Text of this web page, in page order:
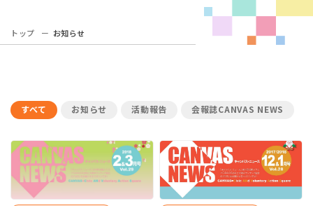
トップ お知らせ
すべて お知らせ 活動報告 会報誌CANVAS NEWS